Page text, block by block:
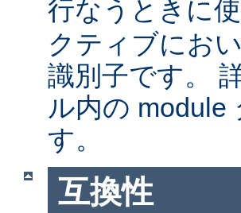
行なうときに
クティブにお
識別子です。
ル内の module
す。
互換性